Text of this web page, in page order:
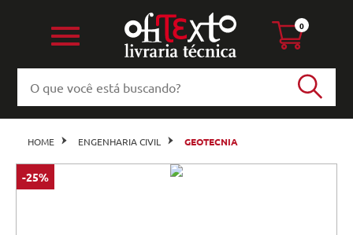
0
HOME ENGENHARIA CIVIL GEOTECNIA
-25%